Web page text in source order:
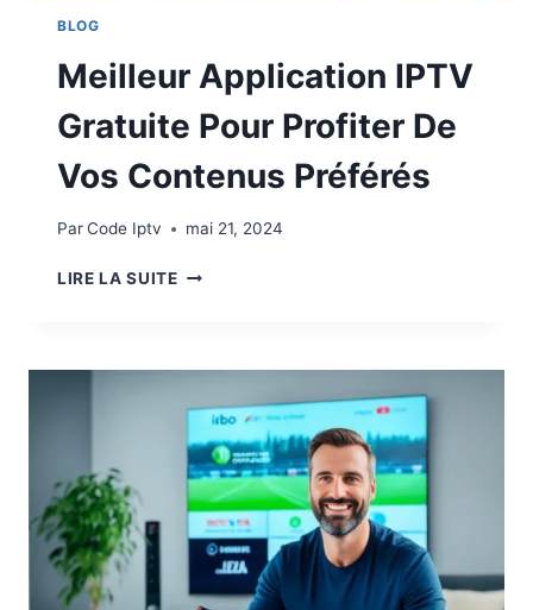
BLOG
Meilleur Application IPTV
Gratuite Pour Profiter De
Vos Contenus Préférés
ParCode Iptv mai 21, 2024
LIRE LA SUITE